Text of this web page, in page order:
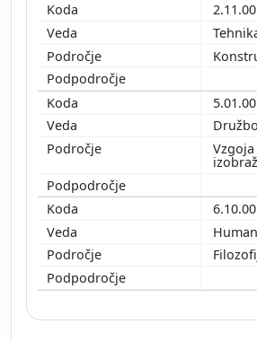
2.11.00
5.01.00
6.10.00